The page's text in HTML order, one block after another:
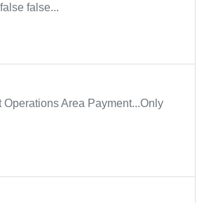
false...
Area Payment...Only